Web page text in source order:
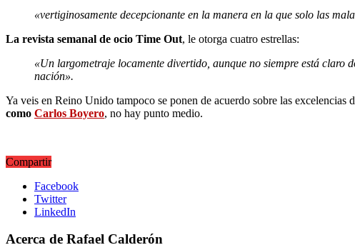
«vertiginosamente decepcionante en la manera en la que solo las
La revista semanal de ocio Time Out, le otorga cuatro estrellas:
«Un largometraje locamente divertido, aunque no siempre está claro
nación».
Ya veis en Reino Unido tampoco se ponen de acuerdo sobre las
como Carlos Boyero, no hay punto medio.
Compartir
Facebook
Twitter
LinkedIn
Acerca de Rafael Calderón